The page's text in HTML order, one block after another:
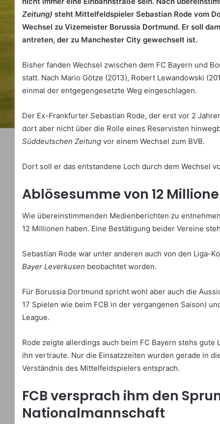
Zeitung) steht Mittelfeldspieler Sebastian Rode vom
Wechsel zu Vizemeister Borussia Dortmund. Er soll
antreten, der zu Manchester City gewechselt ist.
Bisher fanden Wechsel zwischen dem FC Bayern und
statt. Nach Mario Götze (2013), Robert Lewandowski
einmal der entgegengesetzte Weg eingeschlagen.
Der Ex-Frankfurter Sebastian Rode, der erst vor 2
dort aber nicht über die Rolle eines Reservisten
Süddeutschen Zeitung vor einem Wechsel zum BVB.
Dort soll er das entstandene Loch durch dem Wechsel
Ablösesumme von 12
Wie übereinstimmenden Medienberichten zu
12 Millionen haben. Eine Bestätigung beider Vereine
Sebastian Rode war unter anderen auch von den Liga-
Bayer Leverkusen beobachtet worden.
Für Borussia Dortmund spricht wohl aber auch die
17 Spielen wie beim FCB in der vergangenen Saison)
League.
Rode zeigte allerdings auch beim FC Bayern stehs
ihn vertraute. Nur die Einsatzzeiten wurden gerade in
Verständnis des Mittelfeldspielers entsprach.
FCB versprach ihm den
Nationalmannschaft